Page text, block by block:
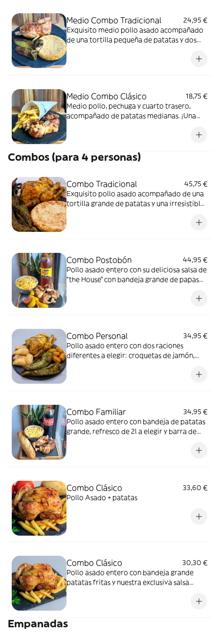
Medio Combo Tradicional
24,95 €
Exquisito medio pollo asado acompañado
de una tortilla pequeña de patatas y dos
Medio Combo Clásico
18,75 €
Medio pollo, pechuga y cuarto trasero,
acompañado de patatas medianas. ¡Una
Combos (para 4 personas)
Combo Tradicional
45,75 €
Exquisito pollo asado acompañado de una
tortilla grande de patatas y una irresistible
Combo Postobón
44,95 €
Pollo asado entero con su deliciosa salsa de
“the House” con bandeja grande de papas
Combo Personal
34,95 €
Pollo asado entero con dos raciones
diferentes a elegir: croquetas de jamón,
Combo Familiar
34,95 €
Pollo asado entero con bandeja de patatas
grande, refresco de 2l a elegir y barra de
Combo Clásico
33,60 €
Pollo Asado + patatas
Combo Clásico
30,30 €
Pollo asado entero con bandeja grande
patatas fritas y nuestra exclusiva salsa
Empanadas